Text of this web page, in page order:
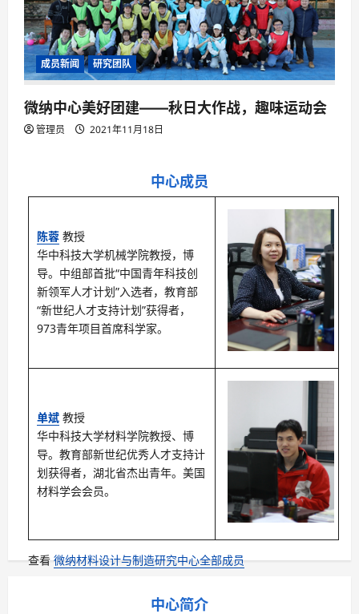
成员新闻 研究团队
微纳中心美好团建——秋日大作战，趣味运动会
管理员 2021年11月18日
中心成员
陈蓉 教授
华中科技大学机械学院教授，博
导。中组部首批“中国青年科技创
新领军人才计划”入选者，教育部
“新世纪人才支持计划”获得者，
973青年项目首席科学家。
单斌 教授
华中科技大学材料学院教授、博
导。教育部新世纪优秀人才支持计
划获得者，湖北省杰出青年。美国
材料学会会员。
查看微纳材料设计与制造研究中心全部成员
中心简介